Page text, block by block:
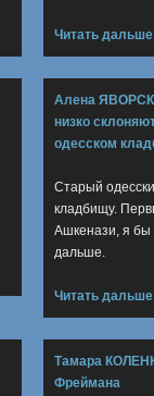
Читать дальше
Алена
низко
одесском
Старый
кладбищу.
Ашкенази, я бы
дальше.
Читать дальше
Тамара
Фреймана